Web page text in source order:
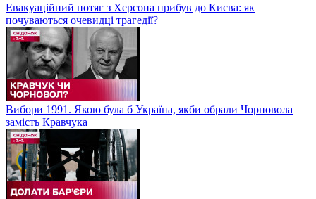
Евакуаційний потяг з Херсона прибув до Києва: як
почуваються очевидці трагедії?
Вибори 1991. Якою була б Україна, якби обрали Чорновола
замість Кравчука